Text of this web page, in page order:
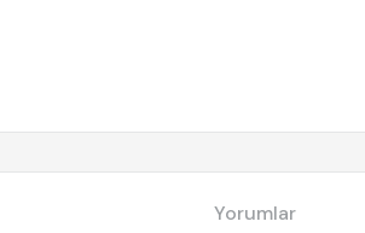
Yorumlar